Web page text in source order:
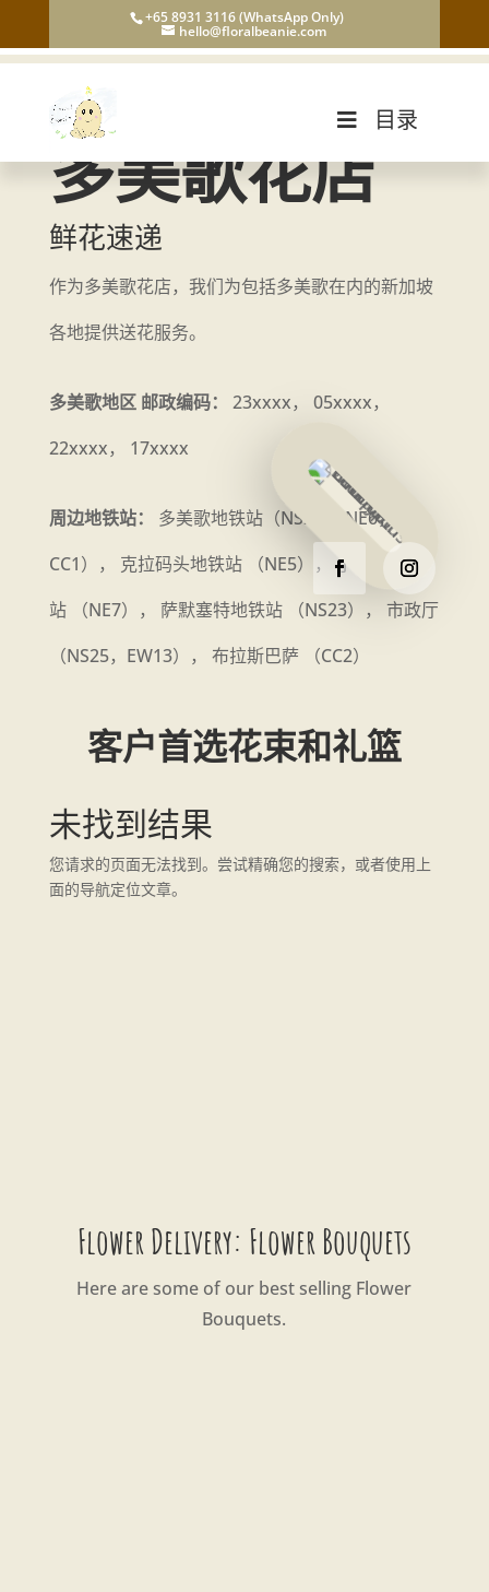
+65 8931 3116 (WhatsApp Only)
hello@floralbeanie.com
目录
多美歌花店
鲜花速递
作为多美歌花店，我们为包括多美歌在内的新加坡
各地提供送花服务。
多美歌地区 邮政编码：
23xxxx， 05xxxx，
22xxxx， 17xxxx
周边地铁站：
多美歌地铁站（NS24， NE6，
CC1）， 克拉码头地铁站 （NE5）， 小印度地铁
站 （NE7）， 萨默塞特地铁站 （NS23）， 市政厅
（NS25，EW13）， 布拉斯巴萨 （CC2）
客户首选花束和礼篮
未找到结果
您请求的页面无法找到。尝试精确您的搜索，或者使用上
面的导航定位文章。
Flower Delivery: Flower Bouquets
Here are some of our best selling Flower
Bouquets.